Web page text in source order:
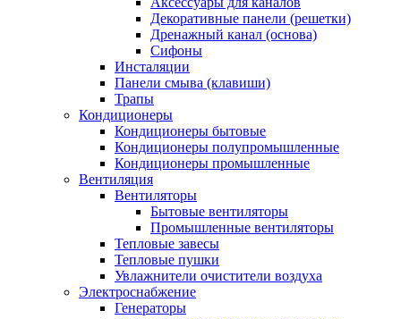
Декоративные панели (решетки)
Дренажный канал (основа)
Сифоны
Инсталяции
Панели смыва (клавиши)
Трапы
Кондиционеры
Кондиционеры бытовые
Кондиционеры полупромышленные
Кондиционеры промышленные
Вентиляция
Вентиляторы
Бытовые вентиляторы
Промышленные вентиляторы
Тепловые завесы
Тепловые пушки
Увлажнители очистители воздуха
Электроснабжение
Генераторы